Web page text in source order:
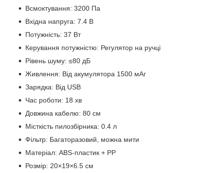
Всмоктування: 3200 Па
Вхідна напруга: 7.4 В
Потужність: 37 Вт
Керування потужністю: Регулятор на ручці
Рівень шуму: ≤80 дБ
Живлення: Від акумулятора 1500 мАг
Зарядка: Від USB
Час роботи: 18 хв
Довжина кабелю: 80 см
Місткість пилозбірника: 0.4 л
Фільтр: Багаторазовий, можна мити
Матеріал: ABS-пластик + PP
Розмір: 20×19×6.5 см